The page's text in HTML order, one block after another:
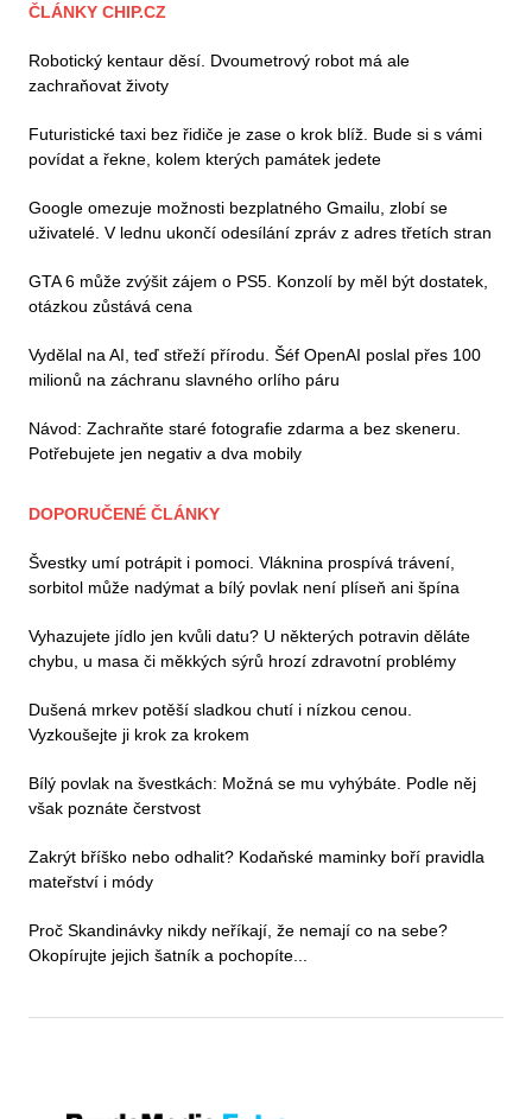
ČLÁNKY CHIP.CZ
Robotický kentaur děsí. Dvoumetrový robot má ale
zachraňovat životy
Futuristické taxi bez řidiče je zase o krok blíž. Bude si s vámi
povídat a řekne, kolem kterých památek jedete
Google omezuje možnosti bezplatného Gmailu, zlobí se
uživatelé. V lednu ukončí odesílání zpráv z adres třetích stran
GTA 6 může zvýšit zájem o PS5. Konzolí by měl být dostatek,
otázkou zůstává cena
Vydělal na AI, teď střeží přírodu. Šéf OpenAI poslal přes 100
milionů na záchranu slavného orlího páru
Návod: Zachraňte staré fotografie zdarma a bez skeneru.
Potřebujete jen negativ a dva mobily
DOPORUČENÉ ČLÁNKY
Švestky umí potrápit i pomoci. Vláknina prospívá trávení,
sorbitol může nadýmat a bílý povlak není plíseň ani špína
Vyhazujete jídlo jen kvůli datu? U některých potravin děláte
chybu, u masa či měkkých sýrů hrozí zdravotní problémy
Dušená mrkev potěší sladkou chutí i nízkou cenou.
Vyzkoušejte ji krok za krokem
Bílý povlak na švestkách: Možná se mu vyhýbáte. Podle něj
však poznáte čerstvost
Zakrýt bříško nebo odhalit? Kodaňské maminky boří pravidla
mateřství i módy
Proč Skandinávky nikdy neříkají, že nemají co na sebe?
Okopírujte jejich šatník a pochopíte...